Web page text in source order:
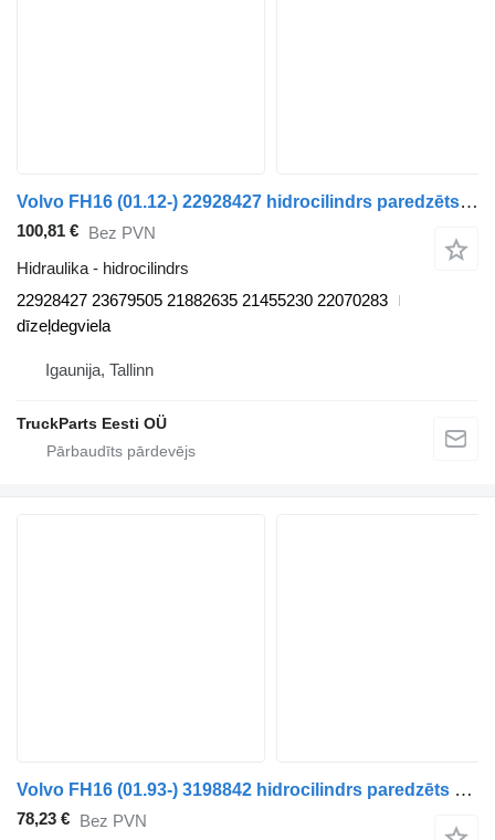
Volvo FH16 (01.12-) 22928427 hidrocilindrs paredzēts Volvo FH12, FH16, NH12, FH, VNL780 (1993-2014) vilcēja
100,81 € Bez PVN
Hidraulika - hidrocilindrs
22928427 23679505 21882635 21455230 22070283
dīzeļdegviela
Igaunija, Tallinn
TruckParts Eesti OÜ
Volvo FH16 (01.93-) 3198842 hidrocilindrs paredzēts Volvo FH12, FH16, NH12, FH, VNL780 (1993-2014) vilcēja
78,23 € Bez PVN